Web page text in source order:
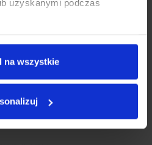
uzyskanymi podczas
na wszystkie
Samochodu RC Xblitz Vroom-X
DO SAMOCHODU RC XBLITZ VROOM-X
29.00zł